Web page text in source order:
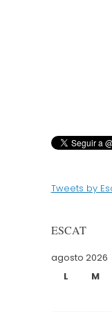
Tweets by
ESCAT
agosto 2026
L
M